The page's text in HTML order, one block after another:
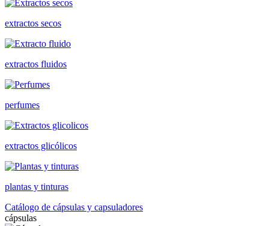
extractos secos
extractos fluidos
perfumes
extractos glicólicos
plantas y tinturas
Catálogo de cápsulas y capsuladores
cápsulas